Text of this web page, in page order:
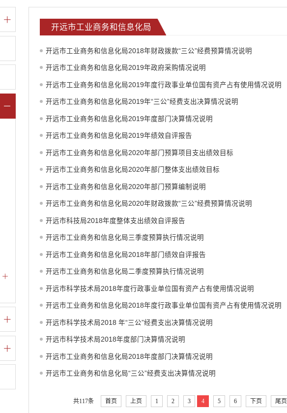
开远市工业商务和信息化局
开远市工业商务和信息化局2018年财政拨款“三公”经费预算情况说明
开远市工业商务和信息化局2019年政府采购情况说明
开远市工业商务和信息化局2019年度行政事业单位国有资产占有使用情况说明
开远市工业商务和信息化局2019年“三公”经费支出决算情况说明
开远市工业商务和信息化局2019年度部门决算情况说明
开远市工业商务和信息化局2019年绩效自评报告
开远市工业商务和信息化局2020年部门预算项目支出绩效目标
开远市工业商务和信息化局2020年部门整体支出绩效目标
开远市工业商务和信息化局2020年部门预算编制说明
开远市工业商务和信息化局2020年财政拨款“三公”经费预算情况说明
开远市科技局2018年度整体支出绩效自评报告
开远市工业商务和信息化局三季度预算执行情况说明
开远市工业商务和信息化局2018年部门绩效自评报告
开远市工业商务和信息化局二季度预算执行情况说明
开远市科学技术局2018年度行政事业单位国有资产占有使用情况说明
开远市工业商务和信息化局2018年度行政事业单位国有资产占有使用情况说明
开远市科学技术局2018 年“三公”经费支出决算情况说明
开远市科学技术局2018年度部门决算情况说明
开远市工业商务和信息化局2018年度部门决算情况说明
开远市工业商务和信息化局“三公”经费支出决算情况说明
共117条 首页 上页 1 2 3 4 5 6 下页 尾页